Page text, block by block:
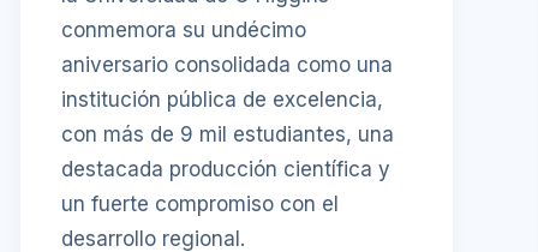
conmemora su undécimo
aniversario consolidada como una
institución pública de excelencia,
con más de 9 mil estudiantes, una
destacada producción científica y
un fuerte compromiso con el
desarrollo regional.